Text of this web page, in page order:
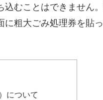
むことはできません
粗大ごみ処理券を貼
について